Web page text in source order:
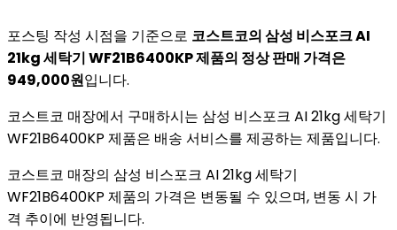
포스팅 작성 시점을 기준으로 코스트코의 삼성 비스포크 AI
21kg 세탁기 WF21B6400KP 제품의 정상 판매 가격은
949,000원입니다.
코스트코 매장에서 구매하시는 삼성 비스포크 AI 21kg 세탁기
WF21B6400KP 제품은 배송 서비스를 제공하는 제품입니다.
코스트코 매장의 삼성 비스포크 AI 21kg 세탁기
WF21B6400KP 제품의 가격은 변동될 수 있으며, 변동 시 가
격 추이에 반영됩니다.